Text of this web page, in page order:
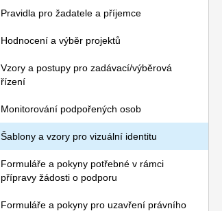
Pravidla pro žadatele a příjemce
Hodnocení a výběr projektů
Vzory a postupy pro zadávací/výběrová
řízení
Monitorování podpořených osob
Šablony a vzory pro vizuální identitu
Formuláře a pokyny potřebné v rámci
přípravy žádosti o podporu
Formuláře a pokyny pro uzavření právního